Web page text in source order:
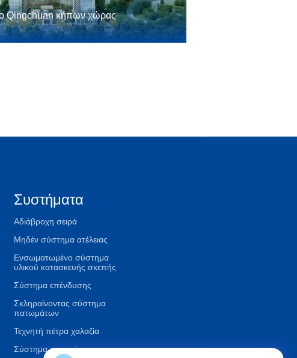
Qingchuan κήπων χώρας
Συστήματα
Αδιάβροχη σειρά
Μηδέν σύστημα ατέλειας
Ενσωματωμένο σύστημα
υλικού κατασκευής σκεπής
Σύστημα επένδυσης
Σκληραίνοντας σύστημα
πατωμάτων
Τεχνητή πέτρα χαλαζία
Σύστημα πρακτόρων